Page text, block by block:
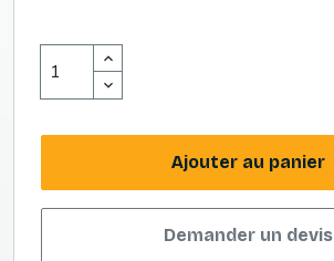
Ajouter au panier
Demander un devis